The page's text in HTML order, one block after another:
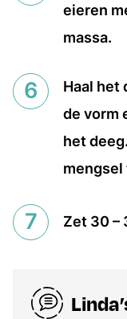
eieren
massa.
Haal het
de vorm
het
mengsel
Zet 30 –